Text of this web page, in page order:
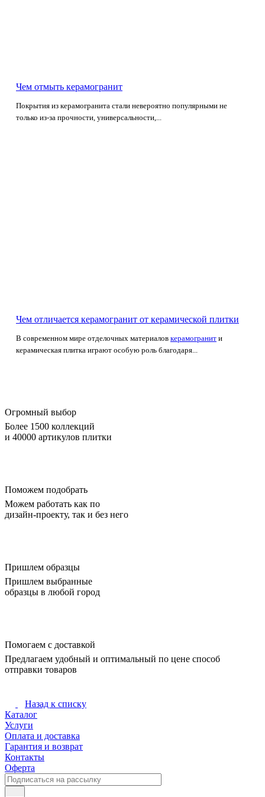
Чем отмыть керамогранит
Покрытия из керамогранита стали невероятно популярными не
только из-за прочности, универсальности,...
Чем отличается керамогранит от керамической плитки
В современном мире отделочных материалов керамогранит и
керамическая плитка играют особую роль благодаря...
Огромный выбор
Более 1500 коллекций
и 40000 артикулов плитки
Поможем подобрать
Можем работать как по
дизайн-проекту, так и без него
Пришлем образцы
Пришлем выбранные
образцы в любой город
Помогаем с доставкой
Предлагаем удобный и оптимальный по цене способ
отправки товаров
Назад к списку
Каталог
Услуги
Оплата и доставка
Гарантия и возврат
Контакты
Оферта